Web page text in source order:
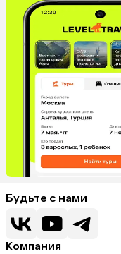
Будьте с нами
Компания